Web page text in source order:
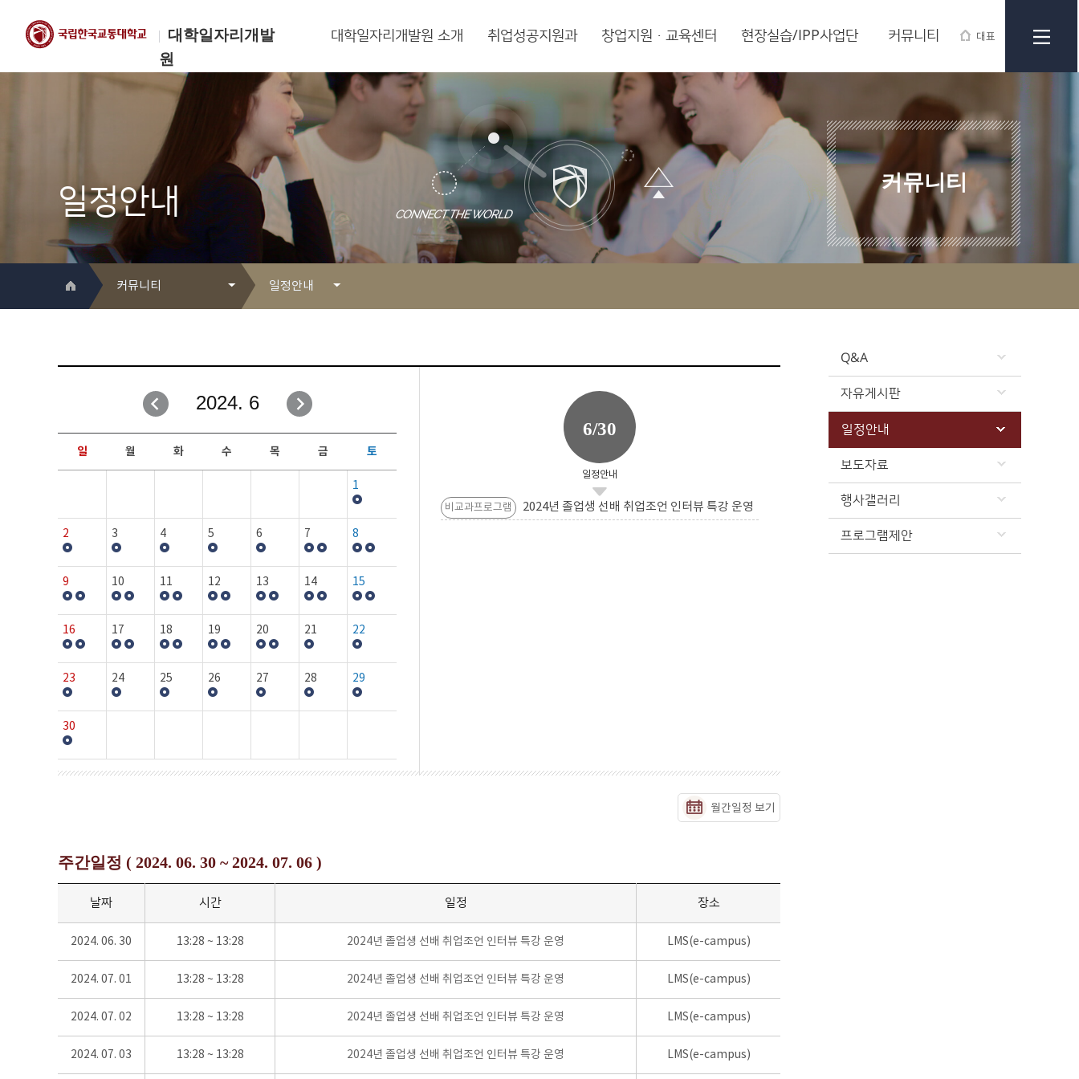
대학일자리개발
원
대표
한국교통대학교
대학일자리개발원
대학일자리개발원 소개 취업성공지원과 창업지원·교육센터 현장실습/IPP사업단 커뮤니티
일정안내
커뮤니티
커뮤니티
취업성공지원과
창업지원·교육센터
현장실습/IPP사업단
커뮤니티
일정안내
자유게시판
일정안내
보도자료
행사갤러리
Q&A
자유게시판
일정안내
보도자료
행사갤러리
프로그램제안
2024. 6
일 월 화 수 목 금 토
1
2 3 4 5 6 7 8
9 10 11 12 13 14 15
16 17 18 19 20 21 22
23 24 25 26 27 28 29
30
6/30
일정안내
비교과프로그램 2024년 졸업생 선배 취업조언 인터뷰 특강 운영
월간일정 보기
주간일정 ( 2024. 06. 30 ~ 2024. 07. 06 )
날짜 시간 일정 장소
2024. 06. 30 13:28 ~ 13:28 2024년 졸업생 선배 취업조언 인터뷰 특강 운영 LMS(e-campus)
2024. 07. 01 13:28 ~ 13:28 2024년 졸업생 선배 취업조언 인터뷰 특강 운영 LMS(e-campus)
2024. 07. 02 13:28 ~ 13:28 2024년 졸업생 선배 취업조언 인터뷰 특강 운영 LMS(e-campus)
2024. 07. 03 13:28 ~ 13:28 2024년 졸업생 선배 취업조언 인터뷰 특강 운영 LMS(e-campus)